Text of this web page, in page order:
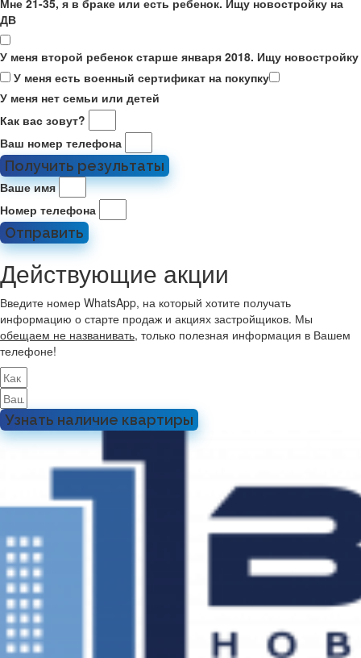
Мне 21-35, я в браке или есть ребенок. Ищу новостройку на
ДВ
У меня второй ребенок старше января 2018. Ищу новостройку
У меня есть военный сертификат на покупку
У меня нет семьи или детей
Как вас зовут?
Ваш номер телефона
Получить результаты
Ваше имя
Номер телефона
Отправить
Действующие акции
Введите номер WhatsApp, на который хотите получать
информацию о старте продаж и акциях застройщиков. Мы
обещаем не названивать, только полезная информация в Вашем
телефоне!
Узнать наличие квартиры